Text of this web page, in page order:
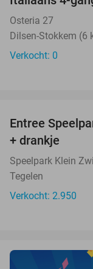
TODAY
Osteria 27
Dilsen-Stokkem (6
Verkocht: 0
Entree
+ drankje
Speelpark Klein
Tegelen
Verkocht: 2.950